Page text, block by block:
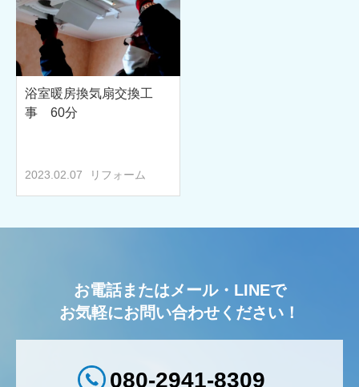
浴室暖房換気扇交換工
事 60分
2023.02.07 リフォーム
お電話またはメール・LINEで
お気軽にお問い合わせください！
080-2941-8309